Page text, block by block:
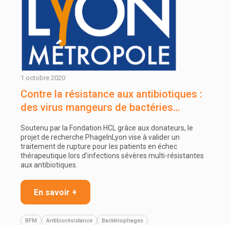
1 octobre 2020
Contre la résistance aux antibiotiques :
des virus mangeurs de bactéries…
Soutenu par la Fondation HCL grâce aux donateurs, le
projet de recherche PhageInLyon vise à valider un
traitement de rupture pour les patients en échec
thérapeutique lors d’infections sévères multi-résistantes
aux antibiotiques.
En savoir +
BFM Antibiorésistance Bactériophages